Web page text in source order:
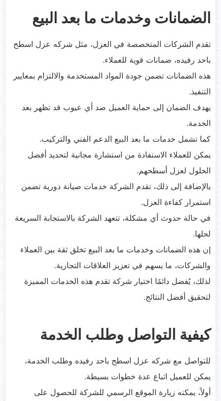
الضمانات وخدمات ما بعد البيع
تقدم الشركات المتخصصة في العزل، مثل شركه عزل اسطح
باحد رفيده، ضمانات قوية للعملاء.
هذه الضمانات تضمن جودة المواد المستخدمة والالتزام بمعايير
التنفيذ.
يهدف الضمان إلى حماية العميل ضد أي عيوب قد تظهر بعد
الخدمة.
كما تشمل خدمات ما بعد البيع الدعم الفني والتركيب.
يمكن للعملاء الاستفادة من استشارة مجانية لتحديد أفضل
الحلول لعزل أسطحهم.
بالإضافة إلى ذلك، تقدم الشركة خدمات صيانة دورية تضمن
استمرار كفاءة العزل.
في حالة حدوث أي مشكلة، تتعهد الشركة بالاستجابة السريعة
لحلها.
إن هذه الضمانات وخدمات ما بعد البيع تخلق ثقة بين العملاء
والشركات، ما يسهم في تعزيز العلاقات التجارية.
لذلك، يُفضل دائمًا اختيار شركة تقدم هذه الخدمات المميزة
لتحقيق أفضل النتائج.
كيفية التواصل وطلب الخدمة
للتواصل مع شركه عزل اسطح باحد رفيده وطلب الخدمة،
يمكن للعميل اتباع عدة خطوات بسيطة.
أولاً، يمكنه زيارة الموقع الرسمي للشركة للحصول على